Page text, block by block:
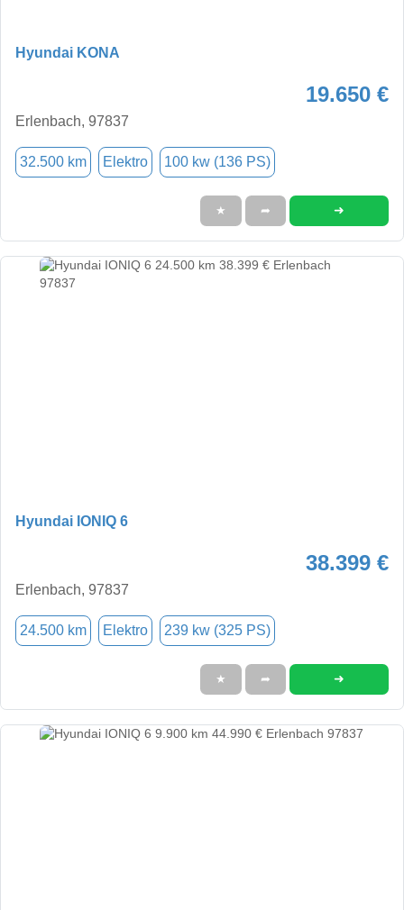
Hyundai KONA
19.650 €
Erlenbach, 97837
32.500 km Elektro 100 kw (136 PS)
★ ➦ ➜
Hyundai IONIQ 6
38.399 €
Erlenbach, 97837
24.500 km Elektro 239 kw (325 PS)
★ ➦ ➜